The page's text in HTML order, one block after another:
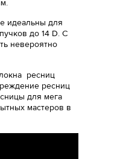
идеальны для
до 14 D. С
невероятно
ресниц
ресниц
для мега
мастеров в